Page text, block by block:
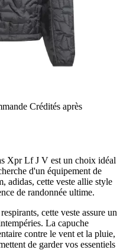
Crédités après
Xpr Lf J V est un choix idéal
d'un équipement de
adidas, cette veste allie style
de randonnée ultime.
cette veste assure un
La capuche
contre le vent et la pluie,
de garder vos essentiels